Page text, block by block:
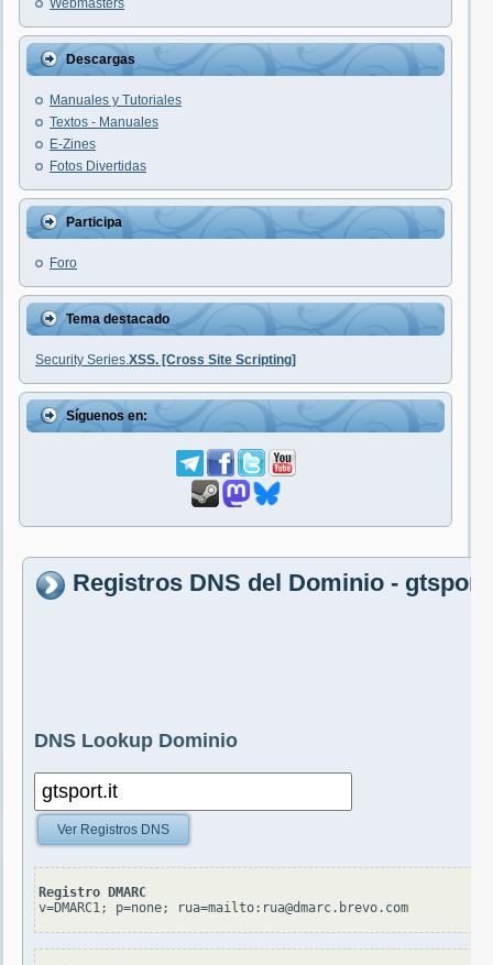
Webmasters
Descargas
Manuales y Tutoriales
Textos - Manuales
E-Zines
Fotos Divertidas
Participa
Foro
Tema destacado
Security Series.XSS. [Cross Site Scripting]
Síguenos en:
Registros DNS del Dominio -
DNS Lookup Dominio
Ver Registros DNS
Registro DMARC
v=DMARC1; p=none; rua=mailto:rua@dmarc.brevo.com